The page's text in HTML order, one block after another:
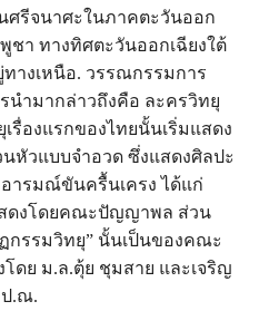
รีจนาศะในภาคตะวันออก
ชา ทางทิศตะวันออกเฉียงใต้
างเหนือ. วรรณกรรมการ
นำมากล่าวถึงคือ ละครวิทยุ
รื่องแรกของไทยนั้นเริ่มแสดง
หัวแบบจำอวด ซึ่งแสดงศิลปะ
ารมณ์ขันครื้นเครง ได้แก่
สดงโดยคณะปัญญาพล ส่วน
กรรมวิทยุ” นั้นเป็นของคณะ
ดย ม.ล.ตุ้ย ชุมสาย และเจริญ
.ณ.